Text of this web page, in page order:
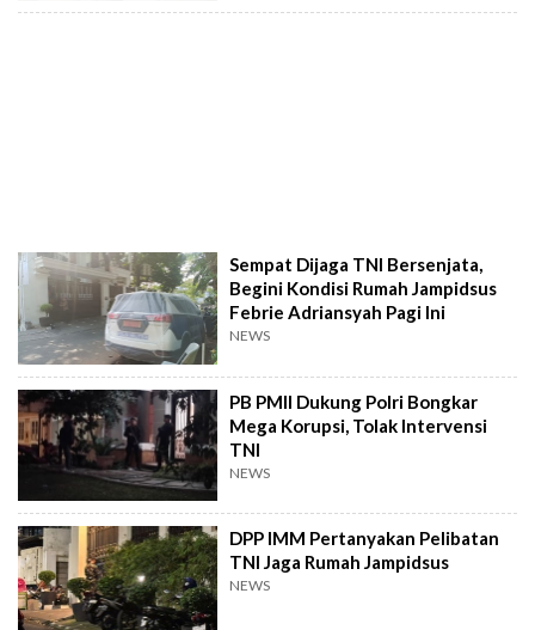
Sempat Dijaga TNI Bersenjata,
Begini Kondisi Rumah Jampidsus
Febrie Adriansyah Pagi Ini
NEWS
PB PMII Dukung Polri Bongkar
Mega Korupsi, Tolak Intervensi
TNI
NEWS
DPP IMM Pertanyakan Pelibatan
TNI Jaga Rumah Jampidsus
NEWS